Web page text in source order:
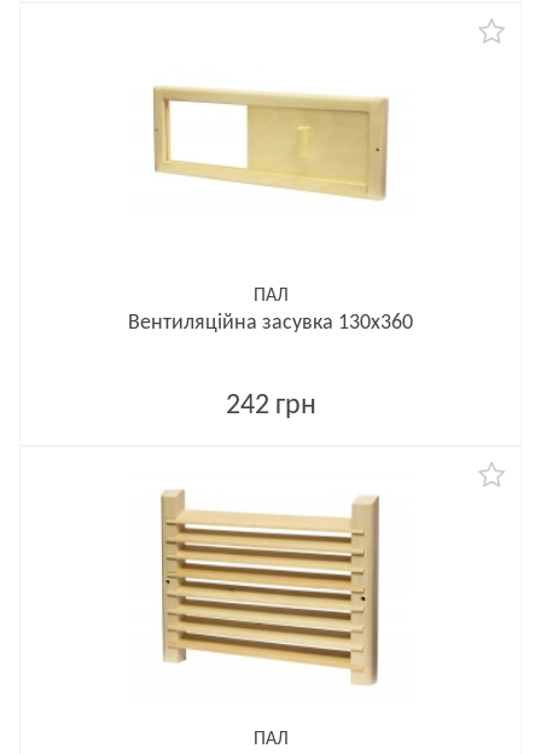
ПАЛ
Вентиляційна засувка 130х360
242 грн
ПАЛ